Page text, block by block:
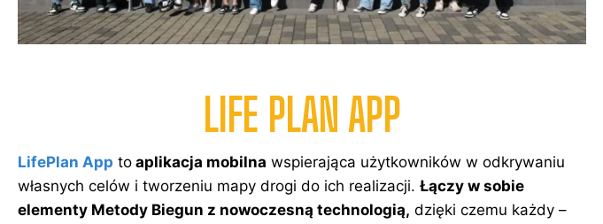
LIFE PLAN APP
LifePlan App to aplikacja mobilna wspierająca użytkowników w odkrywaniu
własnych celów i tworzeniu mapy drogi do ich realizacji. Łączy w sobie
elementy Metody Biegun z nowoczesną technologią, dzięki czemu każdy –